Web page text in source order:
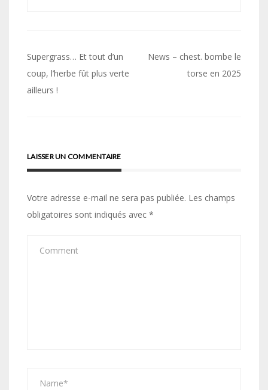
Navigation
de
l’article
Supergrass… Et tout d’un
coup, l’herbe fût plus verte
ailleurs !
News – chest. bombe le
torse en 2025
LAISSER UN COMMENTAIRE
Votre adresse e-mail ne sera pas publiée. Les champs
obligatoires sont indiqués avec *